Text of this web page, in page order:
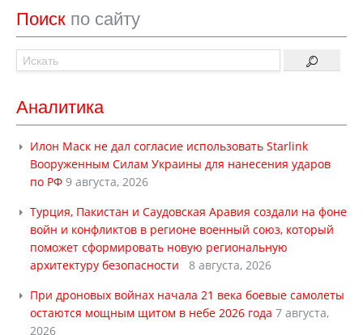
Поиск по сайту
Аналитика
Илон Маск не дал согласие использовать Starlink
Вооруженным Силам Украины для нанесения ударов
по РФ 9 августа, 2026
Турция, Пакистан и Саудовская Аравия создали на фоне
войн и конфликтов в регионе военный союз, который
поможет сформировать новую региональную
архитектуру безопасности
8 августа, 2026
При дроновых войнах начала 21 века боевые самолеты
остаются мощным щитом в небе 2026 года 7 августа,
2026